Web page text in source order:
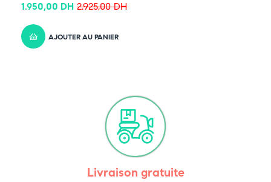
2.925,00DH
1.950,00 DH
AJOUTER AU PANIER
Livraison gratuite